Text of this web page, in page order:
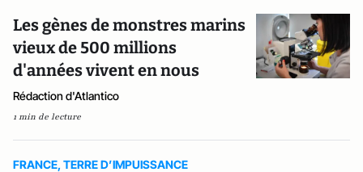
Les gènes de monstres marins
vieux de 500 millions
d'années vivent en nous
Rédaction d'Atlantico
1 min de lecture
FRANCE, TERRE D’IMPUISSANCE